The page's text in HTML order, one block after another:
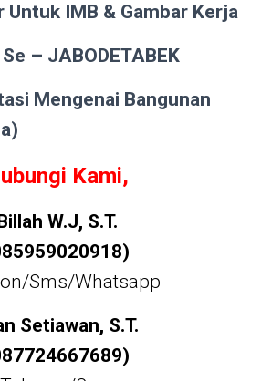
Untuk IMB & Gambar Kerja
– JABODETABEK
Mengenai Bangunan
Kami,
W.J, S.T.
Sms/Whatsapp
Setiawan, S.T.